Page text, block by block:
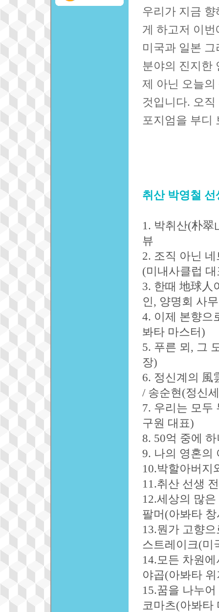
우리가 지금
게 하고저 이
미국과 일본
분야의 진지한
제 아닌 오늘
것입니다. 오
포지엄을 부디
취산 박영철
1. 박취산(朴翠
뷰
2. 조직 아닌
(미내사클럽
3. 한때 地球人
인, 양명회 사
4. 이제 본향으
봐타 마스터)
5. 푸른 뫼, 그
장)
6. 정신계의 風
/ 송순현(정신
7. 우리는 모두
구원 대표)
8. 50억 중에
9. 나의 영혼의
10.박할아버지
11.취산 선생
12.세상의 많
팔머(아봐타
13.뭔가 고향
스트레이크(미
14.모든 차원
야곱(아봐타
15.꿈을 나누
코마츠(아봐타